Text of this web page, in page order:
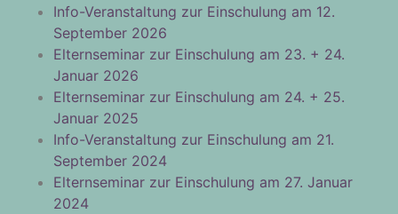
Info-Veranstaltung zur Einschulung am 12.
September 2026
Elternseminar zur Einschulung am 23. + 24.
Januar 2026
Elternseminar zur Einschulung am 24. + 25.
Januar 2025
Info-Veranstaltung zur Einschulung am 21.
September 2024
Elternseminar zur Einschulung am 27. Januar
2024